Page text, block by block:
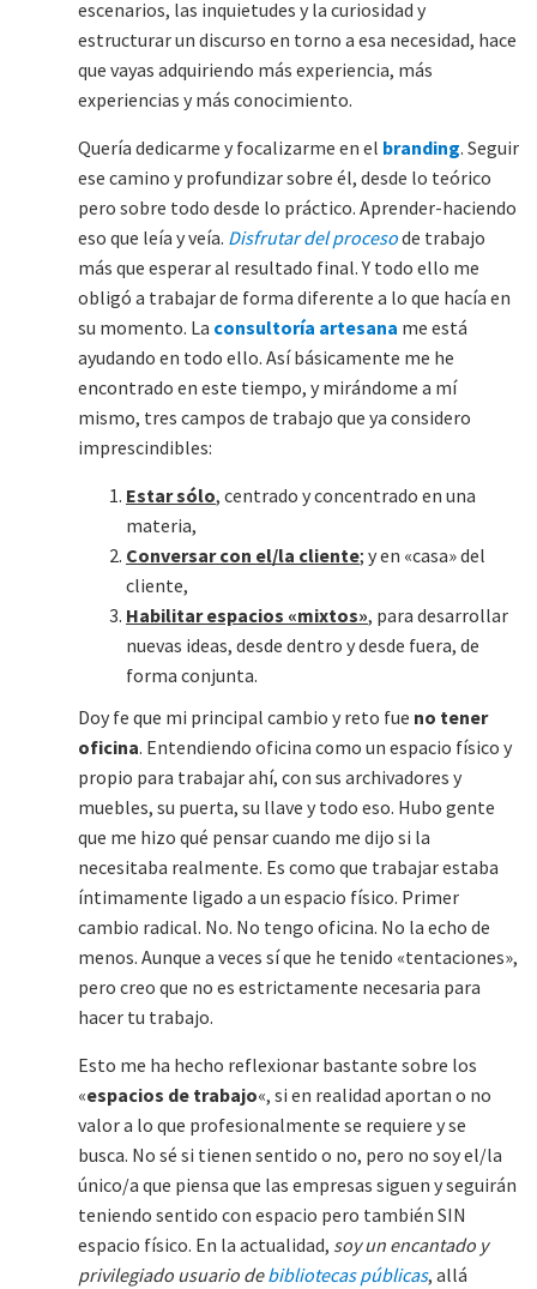
escenarios, las inquietudes y la curiosidad y
estructurar un discurso en torno a esa necesidad, hace
que vayas adquiriendo más experiencia, más
experiencias y más conocimiento.
Quería dedicarme y focalizarme en el branding. Seguir
ese camino y profundizar sobre él, desde lo teórico
pero sobre todo desde lo práctico. Aprender-haciendo
eso que leía y veía. Disfrutar del procesode trabajo
más que esperar al resultado final. Y todo ello me
obligó a trabajar de forma diferente a lo que hacía en
su momento. La consultoría artesana me está
ayudando en todo ello. Así básicamente me he
encontrado en este tiempo, y mirándome a mí
mismo, tres campos de trabajo que ya considero
imprescindibles:
Estar sólo, centrado y concentrado en una
materia,
Conversar con el/la cliente; y en «casa» del
cliente,
Habilitar espacios «mixtos», para desarrollar
nuevas ideas, desde dentro y desde fuera, de
forma conjunta.
Doy fe que mi principal cambio y reto fue no tener
oficina. Entendiendo oficina como un espacio físico y
propio para trabajar ahí, con sus archivadores y
muebles, su puerta, su llave y todo eso. Hubo gente
que me hizo qué pensar cuando me dijo si la
necesitaba realmente. Es como que trabajar estaba
íntimamente ligado a un espacio físico. Primer
cambio radical. No. No tengo oficina. No la echo de
menos. Aunque a veces sí que he tenido «tentaciones»,
pero creo que no es estrictamente necesaria para
hacer tu trabajo.
Esto me ha hecho reflexionar bastante sobre los
«espacios de trabajo«, si en realidad aportan o no
valor a lo que profesionalmente se requiere y se
busca. No sé si tienen sentido o no, pero no soy el/la
único/a que piensa que las empresas siguen y seguirán
teniendo sentido con espacio pero también SIN
espacio físico. En la actualidad, soy un encantado y
privilegiado usuario debibliotecas públicas, allá